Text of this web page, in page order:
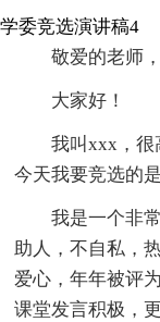
学委竞选演讲稿4
敬爱的老师
大家好！
我叫xxx，很
今天我要竞选的
我是一个非
助人，不自私，
爱心，年年被评
课堂发言积极，